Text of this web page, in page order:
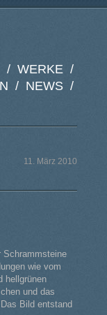
WERKE /
/
NEWS /
/
11. März 2010
Schrammsteine
wie vom
hellgrünen
und das
Bild entstand